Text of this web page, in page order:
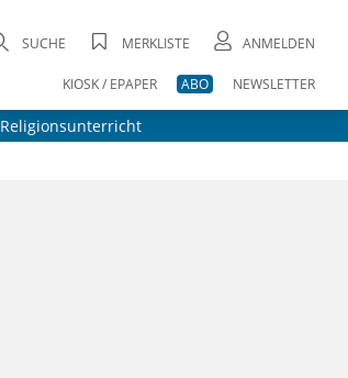
SUCHE MERKLISTE ANMELDEN
KIOSK / EPAPER ABO NEWSLETTER
Religionsunterricht